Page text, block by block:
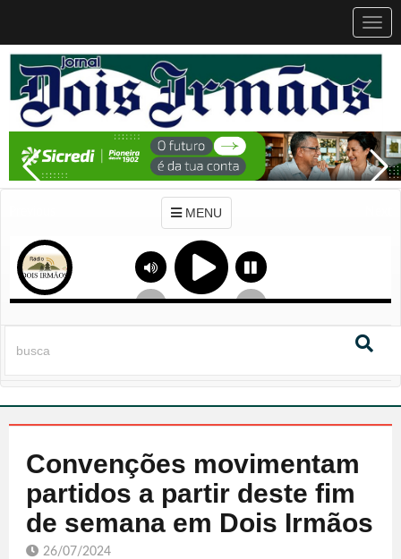
MENU
Convenções movimentam
partidos a partir deste fim
de semana em Dois Irmãos
26/07/2024